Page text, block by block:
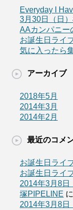
Everyday I
3月30日（日
AAカンパニー
お誕生日ライ
気に入ったら
アーカイブ
2018年5月
2014年3月
2014年2月
最近のコメ
お誕生日ライ
お誕生日ライ
2014年3月8日
塚PIPELINE に
2014年3月8日